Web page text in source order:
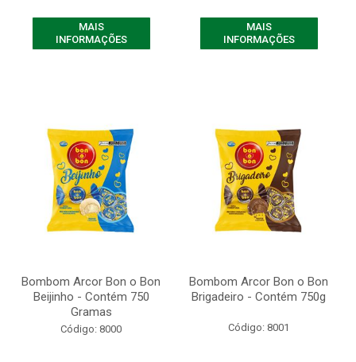
MAIS
INFORMAÇÕES
MAIS
INFORMAÇÕES
Bombom Arcor Bon o Bon
Beijinho - Contém 750
Gramas
Código: 8000
Bombom Arcor Bon o Bon
Brigadeiro - Contém 750g
Código: 8001